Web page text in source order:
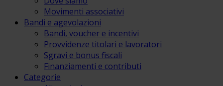
Movimenti associativi
Bandi e agevolazioni
Bandi, voucher e incentivi
Provvidenze titolari e lavoratori
Sgravi e bonus fiscali
Finanziamenti e contributi
Categorie